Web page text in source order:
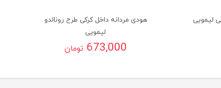
لیمویی
هودی مردانه داخل کرکی طرح رونالدو
لیمویی
673,000 تومان